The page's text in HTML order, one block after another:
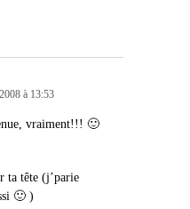
à 13:53
vraiment!!! 🙂
ta tête (j’parie
🙂 )